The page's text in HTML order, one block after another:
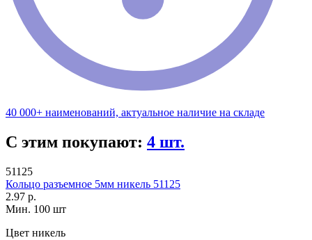
40 000+ наименований, актуальное наличие на складе
С этим покупают: 4 шт.
51125
Кольцо разъемное 5мм никель 51125
2.97 р.
Мин. 100 шт
Цвет никель